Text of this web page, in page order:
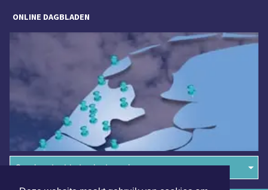
ONLINE DAGBLADEN
Overige dagbladen in de regio